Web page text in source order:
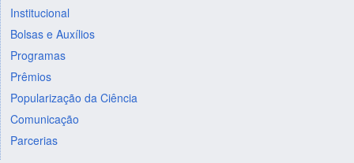
Institucional
Bolsas e Auxílios
Programas
Prêmios
Popularização da Ciência
Comunicação
Parcerias